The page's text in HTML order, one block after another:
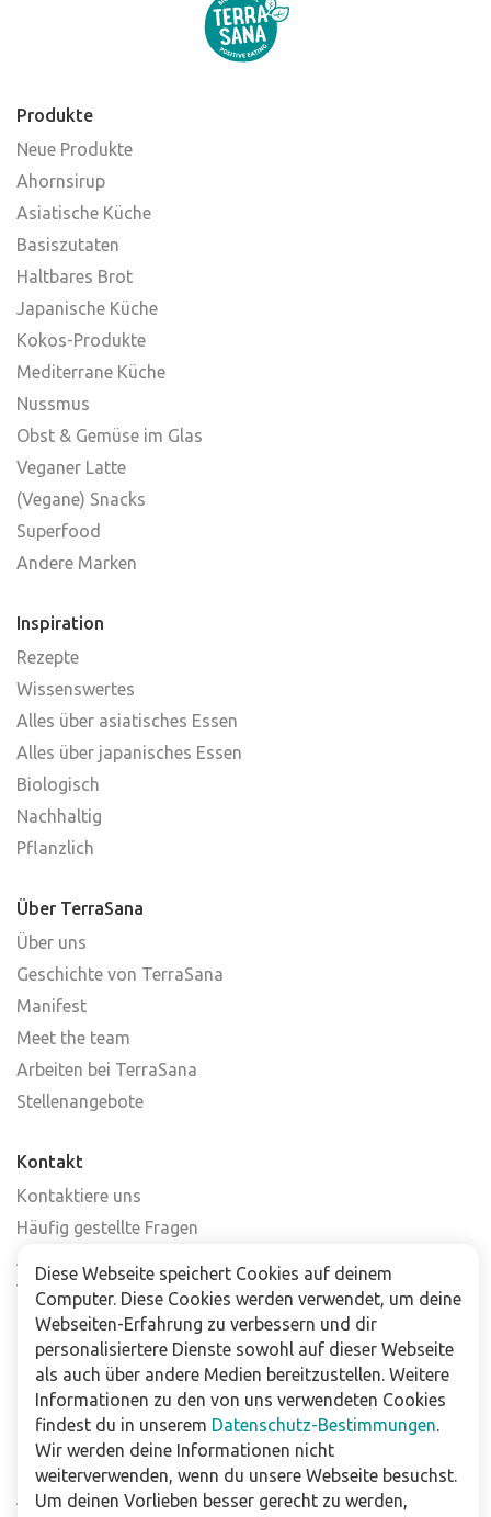
Produkte
Neue Produkte
Ahornsirup
Asiatische Küche
Basiszutaten
Haltbares Brot
Japanische Küche
Kokos-Produkte
Mediterrane Küche
Nussmus
Obst & Gemüse im Glas
Veganer Latte
(Vegane) Snacks
Superfood
Andere Marken
Inspiration
Rezepte
Wissenswertes
Alles über asiatisches Essen
Alles über japanisches Essen
Biologisch
Nachhaltig
Pflanzlich
Über TerraSana
Über uns
Geschichte von TerraSana
Manifest
Meet the team
Arbeiten bei TerraSana
Stellenangebote
Kontakt
Kontaktiere uns
Häufig gestellte Fragen
Abonniere unseren Newsletter
Verkaufsstellen
Für Unternehmen
Downloads
Impressum
Datenschutzbestimmungen
Allgemeine Verkaufs- und Lieferbedingungen
Diese Webseite speichert Cookies auf deinem
Computer. Diese Cookies werden verwendet, um deine
Webseiten-Erfahrung zu verbessern und dir
personalisiertere Dienste sowohl auf dieser Webseite
als auch über andere Medien bereitzustellen. Weitere
Informationen zu den von uns verwendeten Cookies
findest du in unserem Datenschutz-Bestimmungen.
Wir werden deine Informationen nicht
weiterverwenden, wenn du unsere Webseite besuchst.
Um deinen Vorlieben besser gerecht zu werden,